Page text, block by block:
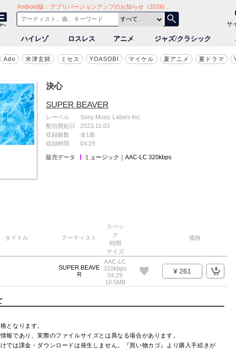
音楽ダウンロード・音楽配信サイト mora ～WALKMAN®公式ミュージックストア～
Android版：アプリバージョンアップのお知らせ（2026/7/30）
サ
ハイレゾ ロスレス アニメ ジャズ/クラシック
Ado 米津玄師 ミセス YOASOBI マイケル 夏アニメ 夏ドラマ
決心
SUPER BEAVER
レーベル
配信開始日
収録曲数
収録時間
販売データ
Sony Music Labels Inc.
2023.11.03
全1曲
04:29
ミュージック｜AAC-LC 320kbps
タイトル アーティスト
スペッ
ク
時間
サイズ
価格
SUPER BEAVE
R
AAC-LC
320kbps
04:29
10.5MB
¥ 261
となります。
情報であり、実際のファイルサイズとは異なる場合があります。
では課金・ダウンロードは発生しません。『買い物カゴ』より購入手続きが